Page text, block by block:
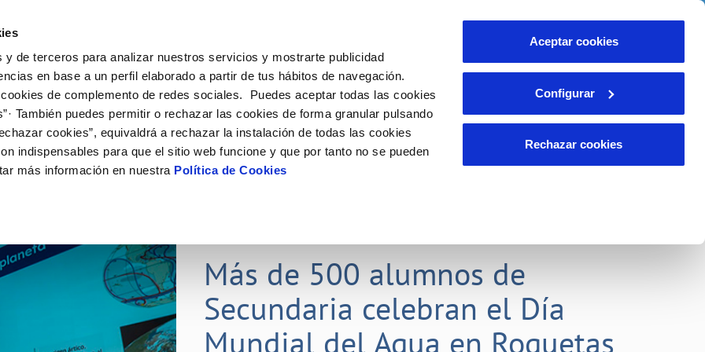
y de terceros para analizar nuestros servicios y mostrarte publicidad
en base a un perfil elaborado a partir de tus hábitos de navegación.
de complemento de redes sociales. Puedes aceptar todas las cookies
También puedes permitir o rechazar las cookies de forma granular pulsando
cookies”, equivaldrá a rechazar la instalación de todas las cookies
indispensables para que el sitio web funcione y que por tanto no se pueden
más información en nuestra Política de Cookies
Aceptar cookies
Configurar
Rechazar cookies
de titular
de suministro
obras
MODIFICACIÓN DE DATOS
Actualizar datos bancarios
Actualizar datos de domicilio
INCIDENCIAS
Comunica anomalías o posibles
VER TODAS LAS GESTIONES
Tu Servicio
AL CLIENTE
contacto
y afectaciones
e impresos
COMPROMISO DE SERVICIO
Carta de compromisos
Customer Counsel (Defensa del cliente)
Tu Agua
del agua
CUIDADOS DEL AGUA
Consejos de ahorro
Medidas contra la sequía
Conócenos
DE GESTIÓN Y CERTIFICADOS
CONTRATACIÓN
Licitaciones en curso
EMPLEO
Nuestros compromisos
Más de 500 alumnos de
Secundaria celebran el Día
Mundial del Agua en Roquetas